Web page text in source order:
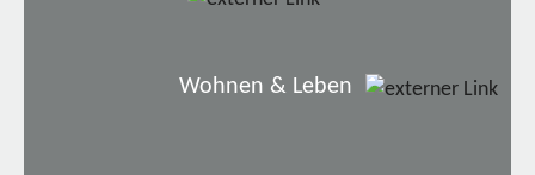
Wohnen & Leben